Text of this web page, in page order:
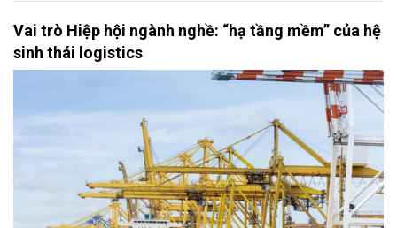
Vai trò Hiệp hội ngành nghề: “hạ tầng mềm” của hệ
sinh thái logistics